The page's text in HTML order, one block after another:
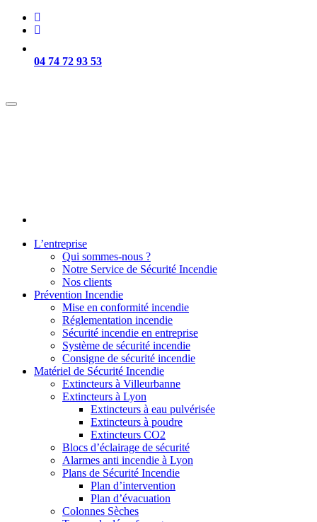
04 74 72 93 53
L’entreprise
Qui sommes-nous ?
Notre Service de Sécurité Incendie
Nos clients
Prévention Incendie
Mise en conformité incendie
Réglementation incendie
Sécurité incendie en entreprise
Système de sécurité incendie
Consigne de sécurité incendie
Matériel de Sécurité Incendie
Extincteurs à Villeurbanne
Extincteurs à Lyon
Extincteurs à eau pulvérisée
Extincteurs à poudre
Extincteurs CO2
Blocs d’éclairage de sécurité
Alarmes anti incendie à Lyon
Plans de Sécurité Incendie
Plan d’intervention
Plan d’évacuation
Colonnes Sèches